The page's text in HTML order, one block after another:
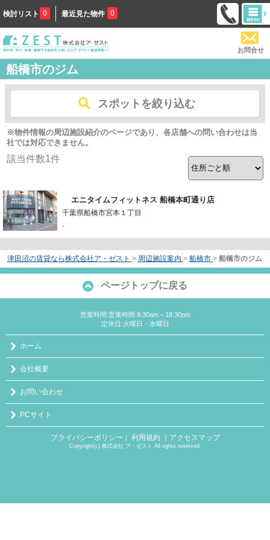
検討リスト 0 最近見た物件 0
お問合せ
船橋市のジム
スポットを絞り込む
※物件情報の周辺施設紹介のページであり、各店舗への問い合わせは当
社では対応できません。
該当件数1件
エニタイムフィットネス 船橋本町通り店
千葉県船橋市宮本１丁目
-
津田沼の賃貸なら株式会社ア・ゼスト > 周辺施設案内 > 船橋市 > 船橋市のジム
ページトップに戻る
営業時間:営業時間 9:30am～18:30pm
定休日:火曜日・水曜日
ホーム
会社概要
お問い合わせ
PCサイト
プライバシーポリシー ｜ 利用規約 ｜アクセスマップ
Copyright(c) 株式会社 ア・ゼスト All rights reserved.